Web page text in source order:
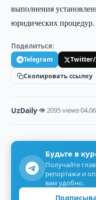
выполнения
юридических процедур.
Поделиться:
Telegram Twitter/
Скопировать ссылку
UzDaily·👁 2095 views·
Будьте в
Получайте
репортажи и
вам удобно.